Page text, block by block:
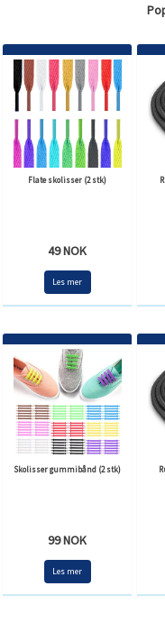
Flate skolisser (2 stk)
49 NOK
Les mer
Skolisser gummibånd (2 stk)
99 NOK
Les mer